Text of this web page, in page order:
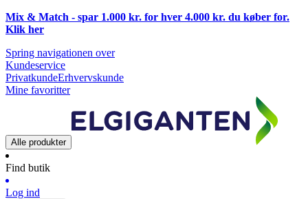
Mix & Match - spar 1.000 kr. for hver 4.000 kr. du køber for.
Klik her
Spring navigationen over
Kundeservice
PrivatkundeErhvervskunde
Mine favoritter
Alle produkter
Find butik
Log ind